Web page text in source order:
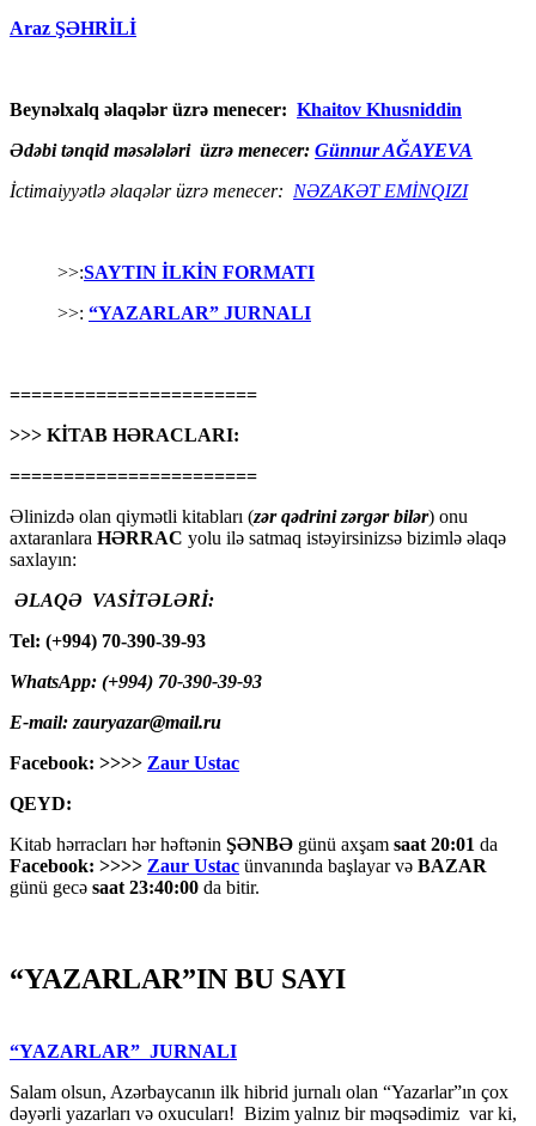
Araz ŞƏHRİLİ
Beynəlxalq əlaqələr üzrə menecer: Khaitov Khusniddin
Ədəbi tənqid məsələləri üzrə menecer: Günnur AĞAYEVA
İctimaiyyətlə əlaqələr üzrə menecer: NƏZAKƏT EMİNQIZI
>>:SAYTIN İLKİN FORMATI
>>: “YAZARLAR” JURNALI
=======================
>>> KİTAB HƏRACLARI:
=======================
Əlinizdə olan qiymətli kitabları (zər qədrini zərgər bilər) onu
axtaranlara HƏRRAC yolu ilə satmaq istəyirsinizsə bizimlə əlaqə
saxlayın:
ƏLAQƏ VASİTƏLƏRİ:
Tel: (+994) 70-390-39-93
WhatsApp: (+994) 70-390-39-93
E-mail: zauryazar@mail.ru
Facebook: >>>> Zaur Ustac
QEYD:
Kitab hərracları hər həftənin ŞƏNBƏ günü axşam saat 20:01 da
Facebook: >>>> Zaur Ustac ünvanında başlayar və BAZAR
günü gecə saat 23:40:00 da bitir.
“YAZARLAR”IN BU SAYI
“YAZARLAR” JURNALI
Salam olsun, Azərbaycanın ilk hibrid jurnalı olan “Yazarlar”ın çox
dəyərli yazarları və oxucuları! Bizim yalnız bir məqsədimiz var ki,